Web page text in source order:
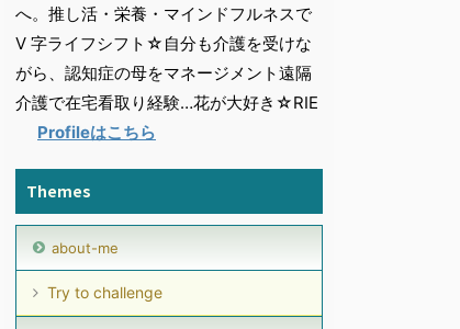
へ。推し活・栄養・マインドフルネスで
V 字ライフシフト☆自分も介護を受けな
がら、認知症の母をマネージメント遠隔
介護で在宅看取り経験…花が大好き☆RIE
Profileはこちら
Themes
about-me
Try to challenge